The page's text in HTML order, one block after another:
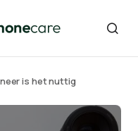
is het nuttig